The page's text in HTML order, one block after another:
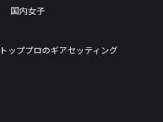
国内女子
トッププロのギアセッティング